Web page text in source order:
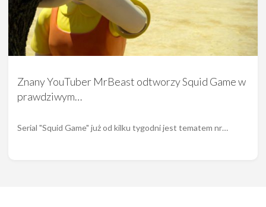
Znany YouTuber MrBeast odtworzy Squid Game w
prawdziwym…
Serial "Squid Game" już od kilku tygodni jest tematem nr…